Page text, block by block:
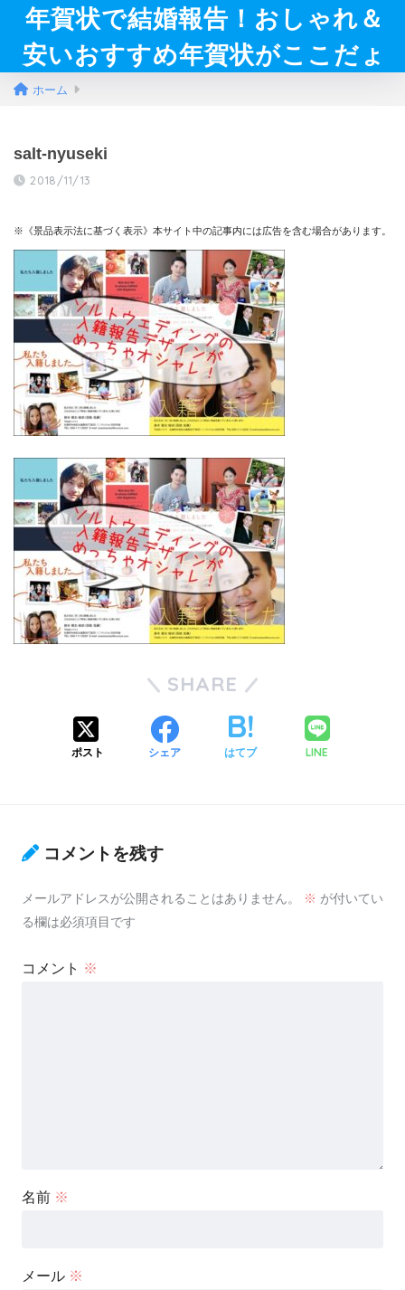
年賀状で結婚報告！おしゃれ＆
安いおすすめ年賀状がここだょ
ホーム
salt-nyuseki
2018/11/13
※《景品表示法に基づく表示》本サイト中の記事内には広告を含む場合があります。
SHARE
ポスト シェア はてブ LINE
コメントを残す
メールアドレスが公開されることはありません。 ※ が付いてい
る欄は必須項目です
コメント ※
名前 ※
メール ※